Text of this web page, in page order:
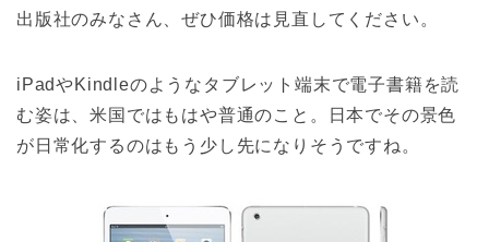
出版社のみなさん、ぜひ価格は見直してください。
iPadやKindleのようなタブレット端末で電子書籍を読
む姿は、米国ではもはや普通のこと。日本でその景色
が日常化するのはもう少し先になりそうですね。